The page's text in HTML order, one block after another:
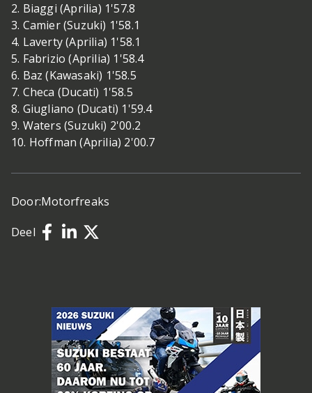
2. Biaggi (Aprilia) 1'57.8
3. Camier (Suzuki) 1'58.1
4. Laverty (Aprilia) 1'58.1
5. Fabrizio (Aprilia) 1'58.4
6. Baz (Kawasaki) 1'58.5
7. Checa (Ducati) 1'58.5
8. Giugliano (Ducati) 1'59.4
9. Waters (Suzuki) 2'00.2
10. Hoffman (Aprilia) 2'00.7
Door:Motorfreaks
Deel